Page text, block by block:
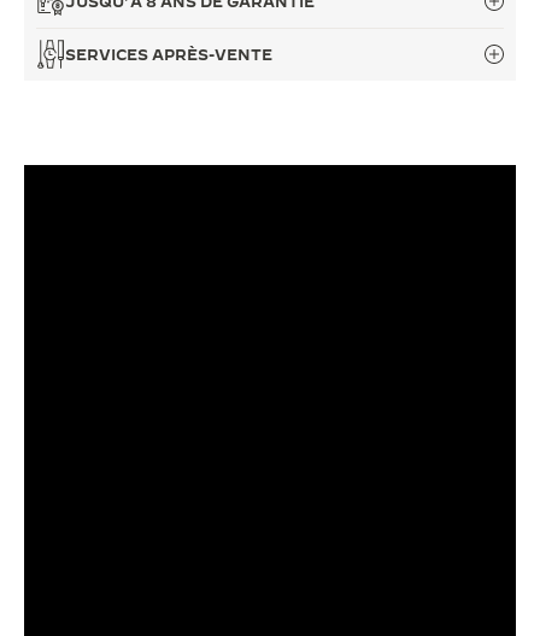
SERVICES APRÈS-VENTE